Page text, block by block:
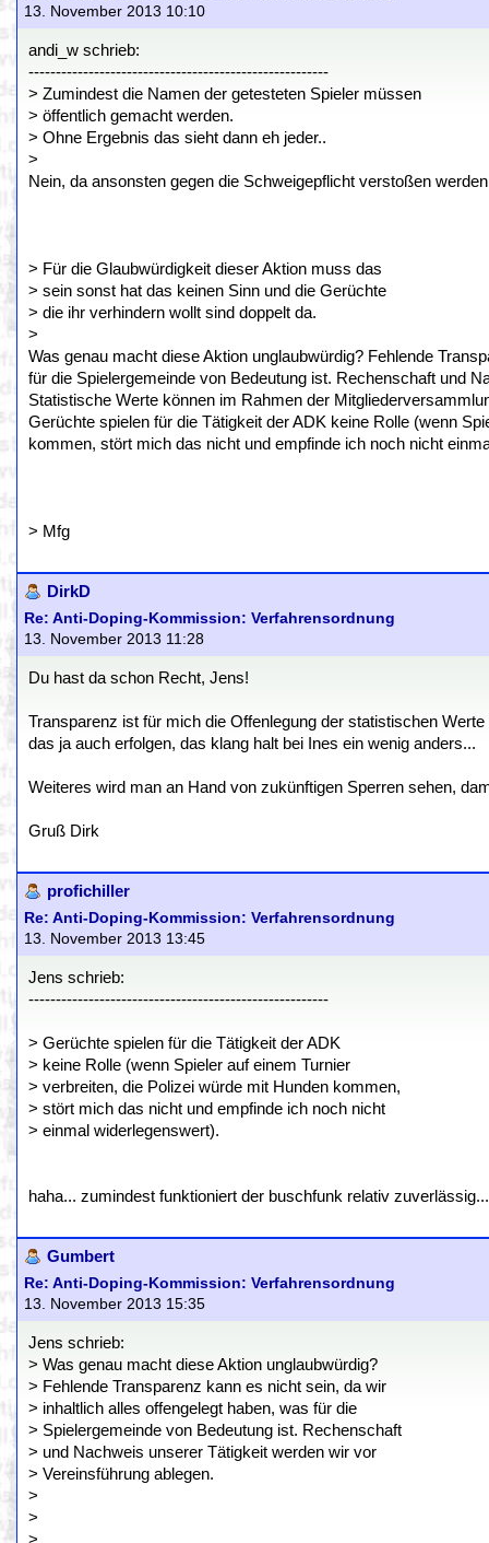
13. November 2013 10:10
andi_w schrieb:
-------------------------------------------------------
> Zumindest die Namen der getesteten Spieler müssen
> öffentlich gemacht werden.
> Ohne Ergebnis das sieht dann eh jeder..
>
Nein, da ansonsten gegen die Schweigepflicht verstoßen
> Für die Glaubwürdigkeit dieser Aktion muss das
> sein sonst hat das keinen Sinn und die Gerüchte
> die ihr verhindern wollt sind doppelt da.
>
Was genau macht diese Aktion unglaubwürdig? Fehlende
für die Spielergemeinde von Bedeutung ist. Rechenschaft und
Statistische Werte können im Rahmen der
Gerüchte spielen für die Tätigkeit der ADK keine Rolle (wenn
kommen, stört mich das nicht und empfinde ich noch nicht
> Mfg
DirkD
Re: Anti-Doping-Kommission: Verfahrensordnung
13. November 2013 11:28
Du hast da schon Recht, Jens!
Transparenz ist für mich die Offenlegung der statistischen
das ja auch erfolgen, das klang halt bei Ines ein wenig anders...
Weiteres wird man an Hand von zukünftigen Sperren sehen,
Gruß Dirk
profichiller
Re: Anti-Doping-Kommission: Verfahrensordnung
13. November 2013 13:45
Jens schrieb:
-------------------------------------------------------
> Gerüchte spielen für die Tätigkeit der ADK
> keine Rolle (wenn Spieler auf einem Turnier
> verbreiten, die Polizei würde mit Hunden kommen,
> stört mich das nicht und empfinde ich noch nicht
> einmal widerlegenswert).
haha... zumindest funktioniert der buschfunk relativ
Gumbert
Re: Anti-Doping-Kommission: Verfahrensordnung
13. November 2013 15:35
Jens schrieb:
> Was genau macht diese Aktion unglaubwürdig?
> Fehlende Transparenz kann es nicht sein, da wir
> inhaltlich alles offengelegt haben, was für die
> Spielergemeinde von Bedeutung ist. Rechenschaft
> und Nachweis unserer Tätigkeit werden wir vor
> Vereinsführung ablegen.
>
>